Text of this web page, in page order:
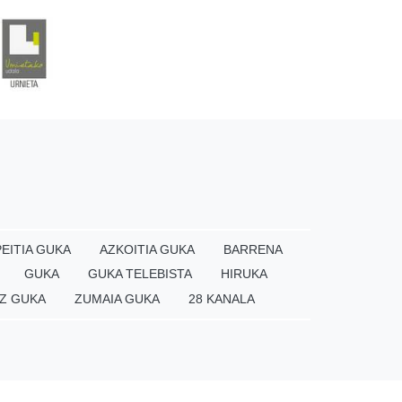
GUKA AZKOITIA GUKA
BARRENA
GUKA GUKA TELEBISTA
HIRUKA
GUKA ZUMAIA GUKA 28 KANALA